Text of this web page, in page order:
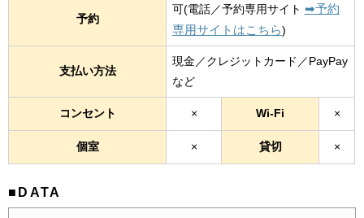
予約
可(電話／予約専用サイト ➡︎予約
専用サイトはこちら)
支払い方法
現金／クレジットカード／PayPay
など
コンセント × Wi-Fi ×
個室 × 貸切 ×
■DATA